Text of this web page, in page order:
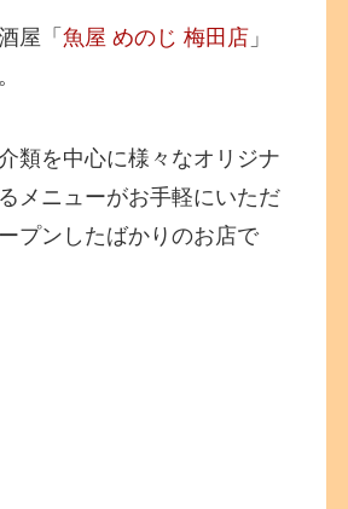
屋「魚屋 めのじ 梅田店 」
類を中心に様々なオリジナ
メニューがお手軽にいただ
プンしたばかりのお店で